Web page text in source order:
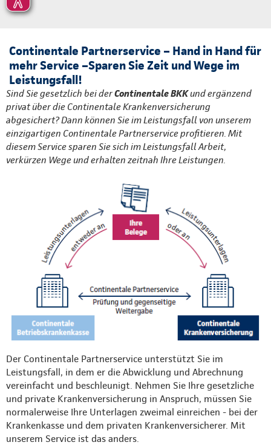
Continentale Partnerservice – Hand in Hand für
mehr Service –Sparen Sie Zeit und Wege im
Leistungsfall!
Sind Sie gesetzlich bei derContinentale BKKund ergänzend
privat über die Continentale Krankenversicherung
abgesichert? Dann können Sie im Leistungsfall von unserem
einzigartigen Continentale Partnerservice profitieren. Mit
diesem Service sparen Sie sich im Leistungsfall Arbeit,
verkürzen Wege und erhalten zeitnah Ihre Leistungen.
Der Continentale Partnerservice unterstützt Sie im
Leistungsfall, in dem er die Abwicklung und Abrechnung
vereinfacht und beschleunigt. Nehmen Sie Ihre gesetzliche
und private Krankenversicherung in Anspruch, müssen Sie
normalerweise Ihre Unterlagen zweimal einreichen - bei der
Krankenkasse und dem privaten Krankenversicherer. Mit
unserem Service ist das anders.